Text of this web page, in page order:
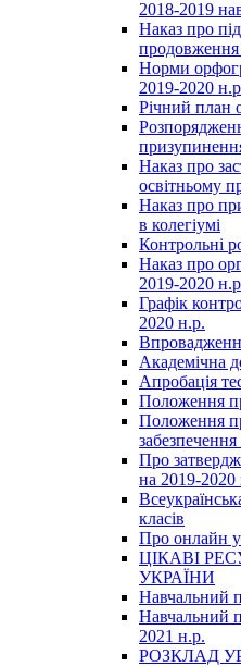
2018-2019
Наказ про
продовження
Норми
2019-2020
Річний план
Наказ про
освітньому
Наказ про
в колегіумі
Контрольні
Наказ про
2019-2020
Графік
2020 н.р.
Академічна
Апробація
Положення
Положення
забезпечення
Про
на 2019-2020
класів
Про онлайн
ЦІКАВІ
УКРАЇНИ
Навчальний
Навчальний
2021 н.р.
РОЗКЛАД